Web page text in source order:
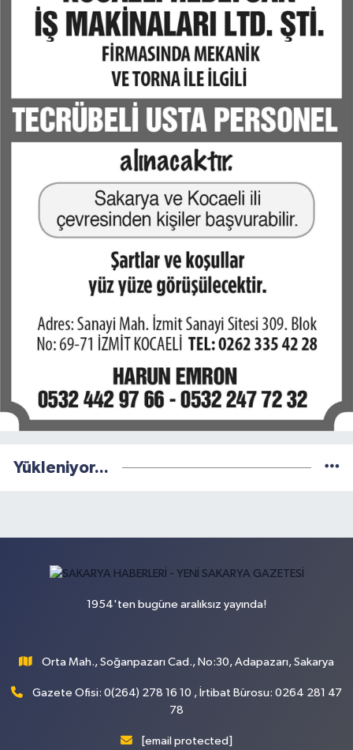
Yükleniyor...
1954'ten bugüne aralıksız yayında!
Orta Mah., Soğanpazarı Cad., No:30, Adapazarı, Sakarya
Gazete Ofisi: 0(264) 278 16 10 , İrtibat Bürosu: 0264 281 47
78
[email protected]